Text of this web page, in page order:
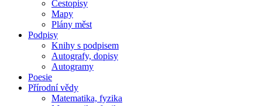
Cestopisy
Mapy
Plány měst
Podpisy
Knihy s podpisem
Autografy, dopisy
Autogramy
Poesie
Přírodní vědy
Matematika, fyzika